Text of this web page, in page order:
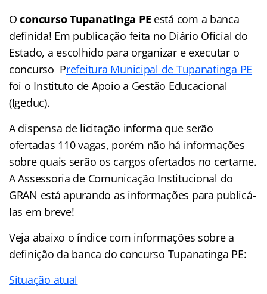
Oconcurso Tupanatinga PE está com a banca
definida! Em publicação feita no Diário Oficial do
Estado, a escolhido para organizar e executar o
concurso Prefeitura Municipal de Tupanatinga PE
foi o Instituto de Apoio a Gestão Educacional
(Igeduc).
A dispensa de licitação informa que serão
ofertadas 110 vagas, porém não há informações
sobre quais serão os cargos ofertados no certame.
A Assessoria de Comunicação Institucional do
GRAN está apurando as informações para publicá-
las em breve!
Veja abaixo o índicecom informações sobre a
definição da banca do concurso Tupanatinga PE:
Situação atual